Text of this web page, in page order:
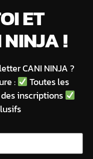
ET
NINJA !
CANI NINJA ?
:
Toutes les
inscriptions